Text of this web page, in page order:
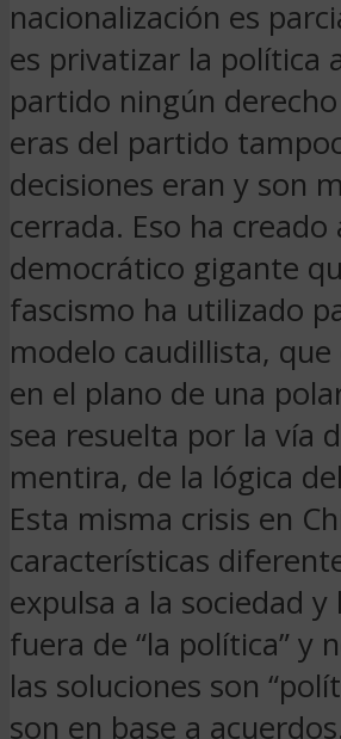
nacionalización es
es privatizar la política
partido ningún
eras del partido
decisiones eran y son
cerrada. Eso ha
democrático gigante
fascismo ha utilizado
modelo caudillista,
en el plano de una
sea resuelta por la vía
mentira, de la lógica
Esta misma crisis en
características
expulsa a la sociedad
fuera de “la política” y
las soluciones son
son en base a